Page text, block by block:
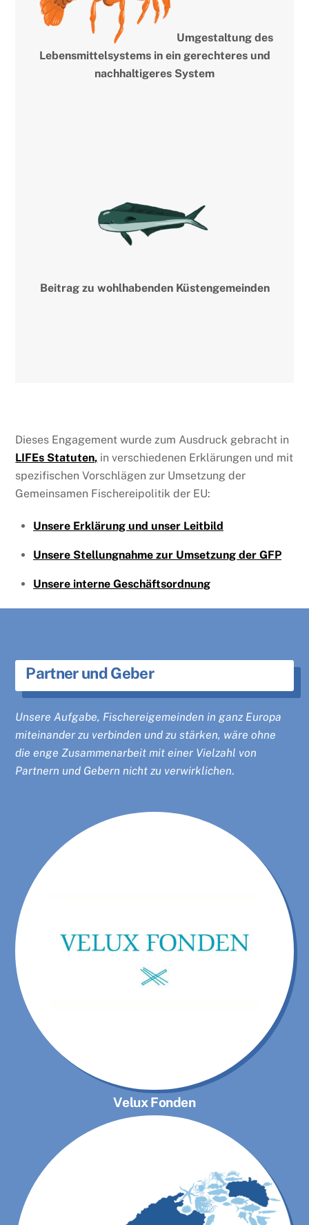
Umgestaltung des
Lebensmittelsystems in ein gerechteres und
nachhaltigeres System
Beitrag zu wohlhabenden Küstengemeinden
Dieses Engagement wurde zum Ausdruck gebracht in
LIFEs Statuten, in verschiedenen Erklärungen und mit
spezifischen Vorschlägen zur Umsetzung der
Gemeinsamen Fischereipolitik der EU:
Unsere Erklärung und unser Leitbild
Unsere Stellungnahme zur Umsetzung der GFP
Unsere interne Geschäftsordnung
Partner und Geber
Unsere Aufgabe, Fischereigemeinden in ganz Europa
miteinander zu verbinden und zu stärken, wäre ohne
die enge Zusammenarbeit mit einer Vielzahl von
Partnern und Gebern nicht zu verwirklichen.
Velux Fonden